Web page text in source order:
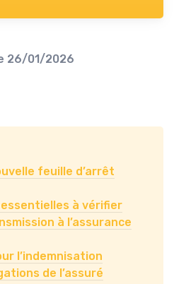
26/01/2026
feuille d’arrêt
à vérifier
à l’assurance
l’indemnisation
de l’assuré